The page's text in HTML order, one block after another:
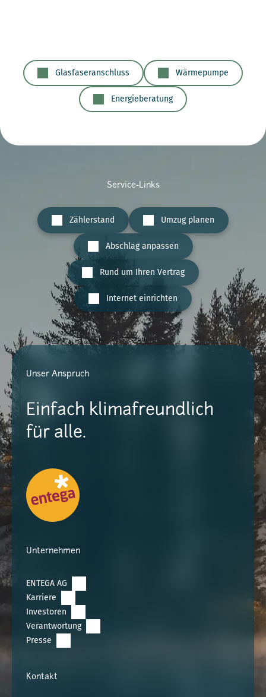
Glasfaseranschluss Wärmepumpe
Energieberatung
Service-Links
Zählerstand Umzug planen
Abschlag anpassen
Rund um Ihren Vertrag
Internet einrichten
Unser Anspruch
Einfach klimafreundlich
für alle.
Unternehmen
ENTEGA AG
Karriere
Investoren
Verantwortung
Presse
Kontakt